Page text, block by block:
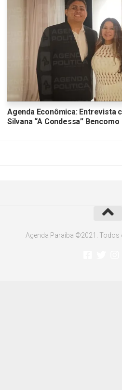
Agenda Econômica: Entrevista
Silvana “A Condessa” Bencomo
Agenda Paraíba ©2021. Todos